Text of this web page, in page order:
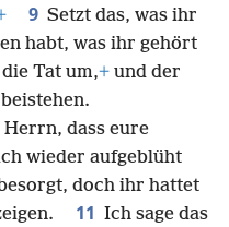
9 Setzt das, was ihr
habt, was ihr gehört
Tat um,+ und der
dass eure
wieder aufgeblüht
doch ihr hattet
11 Ich sage das